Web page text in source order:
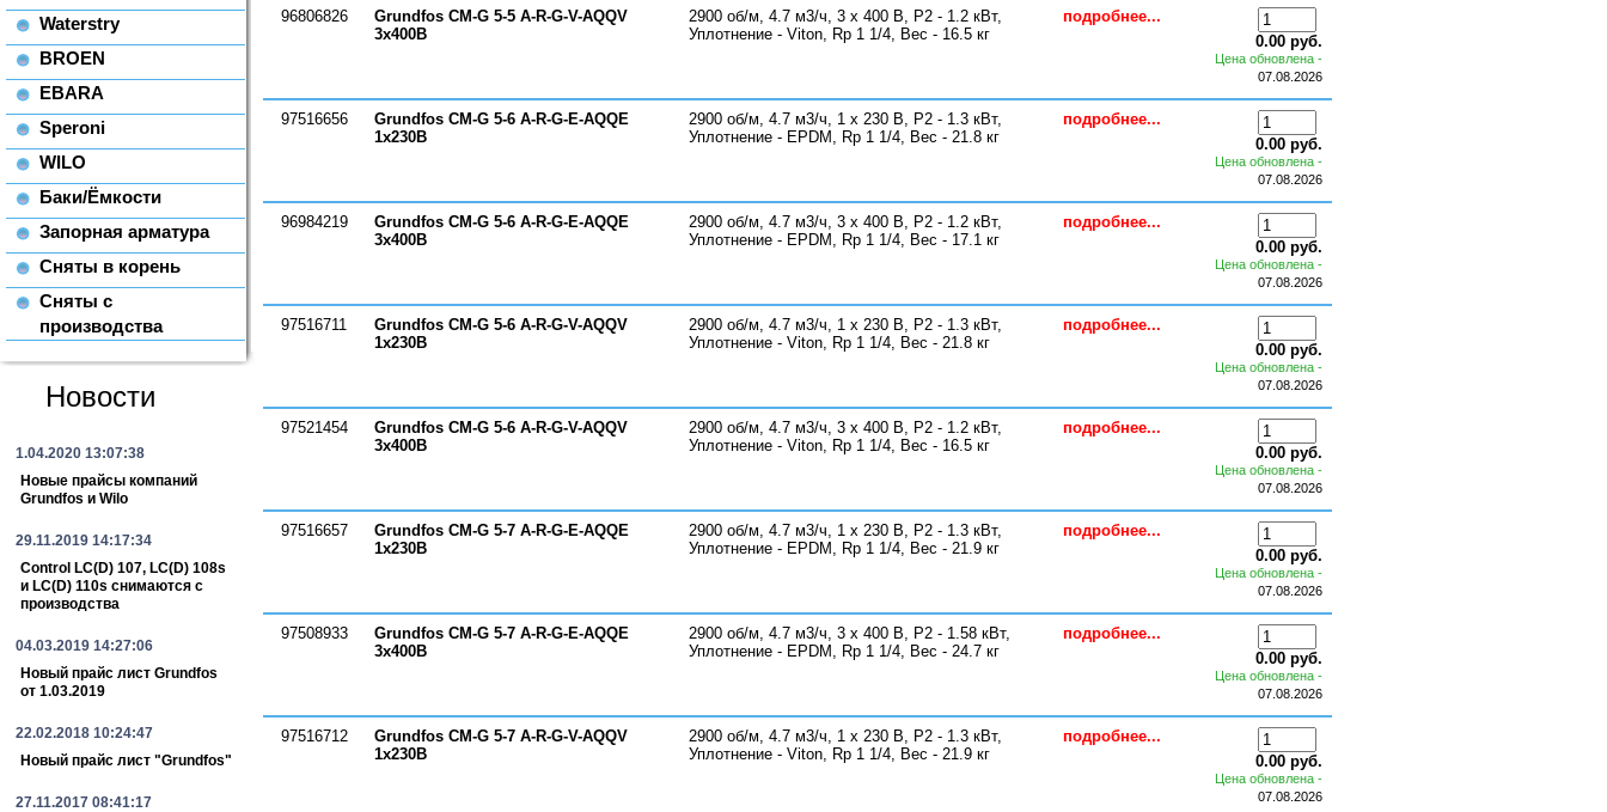
Waterstry
BROEN
EBARA
Speroni
WILO
Баки/Ёмкости
Запорная арматура
Сняты в корень
Сняты с
производства
Новости
1.04.2020 13:07:38
Новые прайсы компаний
Grundfos и Wilo
29.11.2019 14:17:34
Control LC(D) 107, LC(D) 108s
и LC(D) 110s снимаются с
производства
04.03.2019 14:27:06
Новый прайс лист Grundfos
от 1.03.2019
22.02.2018 10:24:47
Новый прайс лист "Grundfos"
27.11.2017 08:41:17
96806826
Grundfos CM-G 5-5 A-R-G-V-AQQV
3х400В
2900 об/м, 4.7 м3/ч, 3 х 400 В, P2 - 1.2 кВт,
Уплотнение - Viton, Rp 1 1/4, Вес - 16.5 кг
подробнее...
0.00 руб.
Цена обновлена -
07.08.2026
97516656
Grundfos CM-G 5-6 A-R-G-E-AQQE
1х230В
2900 об/м, 4.7 м3/ч, 1 х 230 В, P2 - 1.3 кВт,
Уплотнение - EPDM, Rp 1 1/4, Вес - 21.8 кг
подробнее...
0.00 руб.
Цена обновлена -
07.08.2026
96984219
Grundfos CM-G 5-6 A-R-G-E-AQQE
3х400В
2900 об/м, 4.7 м3/ч, 3 х 400 В, P2 - 1.2 кВт,
Уплотнение - EPDM, Rp 1 1/4, Вес - 17.1 кг
подробнее...
0.00 руб.
Цена обновлена -
07.08.2026
97516711
Grundfos CM-G 5-6 A-R-G-V-AQQV
1х230В
2900 об/м, 4.7 м3/ч, 1 х 230 В, P2 - 1.3 кВт,
Уплотнение - Viton, Rp 1 1/4, Вес - 21.8 кг
подробнее...
0.00 руб.
Цена обновлена -
07.08.2026
97521454
Grundfos CM-G 5-6 A-R-G-V-AQQV
3х400В
2900 об/м, 4.7 м3/ч, 3 х 400 В, P2 - 1.2 кВт,
Уплотнение - Viton, Rp 1 1/4, Вес - 16.5 кг
подробнее...
0.00 руб.
Цена обновлена -
07.08.2026
97516657
Grundfos CM-G 5-7 A-R-G-E-AQQE
1х230В
2900 об/м, 4.7 м3/ч, 1 х 230 В, P2 - 1.3 кВт,
Уплотнение - EPDM, Rp 1 1/4, Вес - 21.9 кг
подробнее...
0.00 руб.
Цена обновлена -
07.08.2026
97508933
Grundfos CM-G 5-7 A-R-G-E-AQQE
3х400В
2900 об/м, 4.7 м3/ч, 3 х 400 В, P2 - 1.58 кВт,
Уплотнение - EPDM, Rp 1 1/4, Вес - 24.7 кг
подробнее...
0.00 руб.
Цена обновлена -
07.08.2026
97516712
Grundfos CM-G 5-7 A-R-G-V-AQQV
1х230В
2900 об/м, 4.7 м3/ч, 1 х 230 В, P2 - 1.3 кВт,
Уплотнение - Viton, Rp 1 1/4, Вес - 21.9 кг
подробнее...
0.00 руб.
Цена обновлена -
07.08.2026